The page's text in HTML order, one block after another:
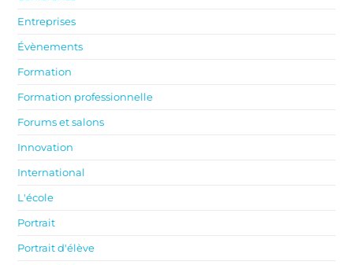
Entreprises
Évènements
Formation
Formation professionnelle
Forums et salons
Innovation
International
L'école
Portrait
Portrait d'élève